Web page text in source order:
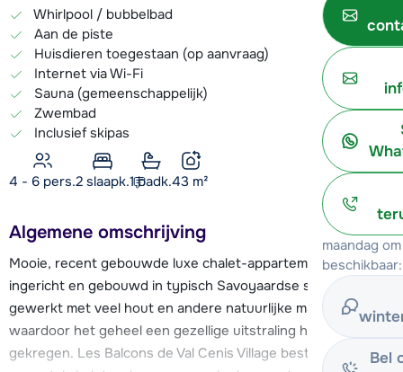
maandag
beschikbaar:
Bel
Whirlpool / bubbelbad
Aan de piste
Huisdieren toegestaan (op aanvraag)
Internet via Wi-Fi
Sauna (gemeenschappelijk)
Zwembad
Inclusief skipas
4 - 6 pers.2 slaapk.1 badk.43 m²
Algemene omschrijving
Mooie, recent gebouwde luxe chalet-appartementen
ingericht en gebouwd in typisch Savoyaardse stijl. Er is
gewerkt met veel hout en andere natuurlijke materialen,
waardoor het geheel een gezellige uitstraling heeft
gekregen. Les Balcons de Val Cenis Village bestaat uit een